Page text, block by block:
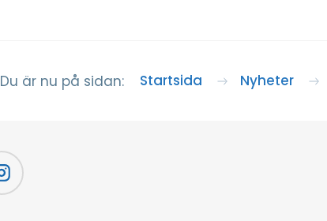
Du är nu på sidan: Startsida Nyheter